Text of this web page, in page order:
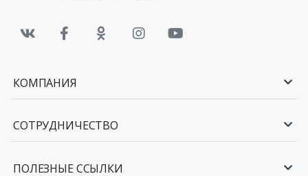
КОМПАНИЯ
СОТРУДНИЧЕСТВО
ПОЛЕЗНЫЕ ССЫЛКИ